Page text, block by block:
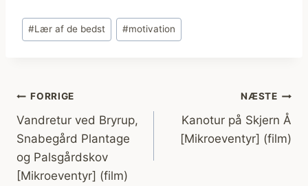
Indlæg-
tags:
#Lær af de bedst #motivation
Indlægsnavigation
FORRIGE
Vandretur ved Bryrup,
Snabegård Plantage
og Palsgårdskov
[Mikroeventyr] (film)
NÆSTE
Kanotur på Skjern Å
[Mikroeventyr] (film)